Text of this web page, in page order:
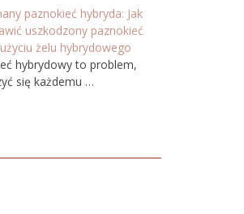
paznokieć hybryda: Jak
uszkodzony paznokieć
żelu hybrydowego
hybrydowy to problem,
się każdemu …